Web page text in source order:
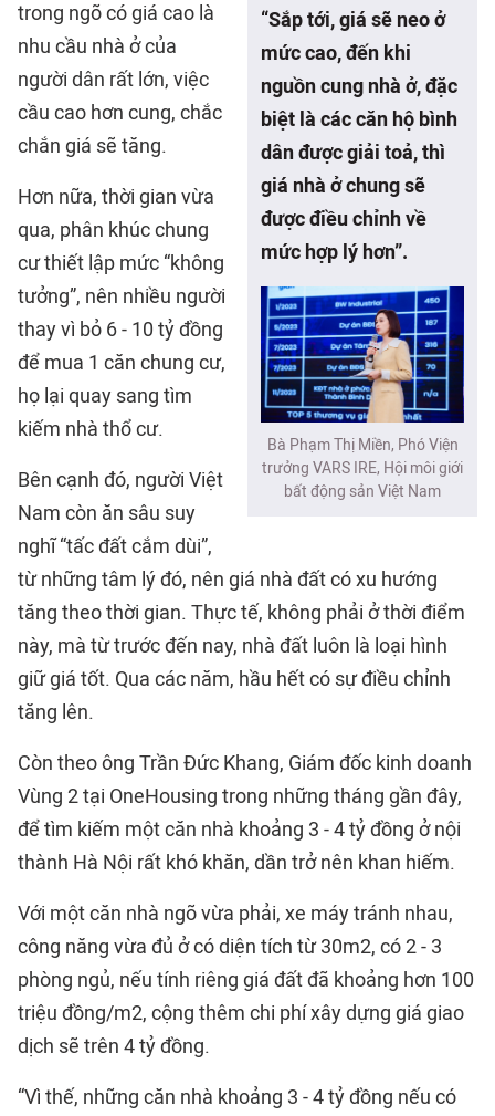
“Sắp tới, giá sẽ neo ở
mức cao, đến khi
nguồn cung nhà ở, đặc
biệt là các căn hộ bình
dân được giải toả, thì
giá nhà ở chung sẽ
được điều chỉnh về
mức hợp lý hơn”.
Bà Phạm Thị Miền, Phó Viện
trưởng VARS IRE, Hội môi giới
bất động sản Việt Nam
trong ngõ có giá cao là
nhu cầu nhà ở của
người dân rất lớn, việc
cầu cao hơn cung, chắc
chắn giá sẽ tăng.
Hơn nữa, thời gian vừa
qua, phân khúc chung
cư thiết lập mức “không
tưởng”, nên nhiều người
thay vì bỏ 6 - 10 tỷ đồng
để mua 1 căn chung cư,
họ lại quay sang tìm
kiếm nhà thổ cư.
Bên cạnh đó, người Việt
Nam còn ăn sâu suy
nghĩ “tấc đất cắm dùi”,
từ những tâm lý đó, nên giá nhà đất có xu hướng
tăng theo thời gian. Thực tế, không phải ở thời điểm
này, mà từ trước đến nay, nhà đất luôn là loại hình
giữ giá tốt. Qua các năm, hầu hết có sự điều chỉnh
tăng lên.
Còn theo ông Trần Đức Khang, Giám đốc kinh doanh
Vùng 2 tại OneHousing trong những tháng gần đây,
để tìm kiếm một căn nhà khoảng 3 - 4 tỷ đồng ở nội
thành Hà Nội rất khó khăn, dần trở nên khan hiếm.
Với một căn nhà ngõ vừa phải, xe máy tránh nhau,
công năng vừa đủ ở có diện tích từ 30m2, có 2 - 3
phòng ngủ, nếu tính riêng giá đất đã khoảng hơn 100
triệu đồng/m2, cộng thêm chi phí xây dựng giá giao
dịch sẽ trên 4 tỷ đồng.
“Vì thế, những căn nhà khoảng 3 - 4 tỷ đồng nếu có